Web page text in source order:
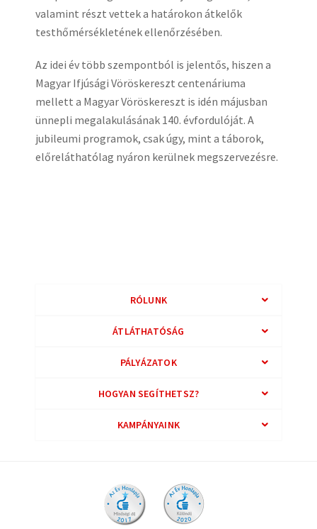
valamint részt vettek a határokon átkelők
testhőmérsékletének ellenőrzésében.
Az idei év több szempontból is jelentős, hiszen a
Magyar Ifjúsági Vöröskereszt centenáriuma
mellett a Magyar Vöröskereszt is idén májusban
ünnepli megalakulásának 140. évfordulóját. A
jubileumi programok, csak úgy, mint a táborok,
előreláthatólag nyáron kerülnek megszervezésre.
RÓLUNK
ÁTLÁTHATÓSÁG
PÁLYÁZATOK
HOGYAN SEGÍTHETSZ?
KAMPÁNYAINK